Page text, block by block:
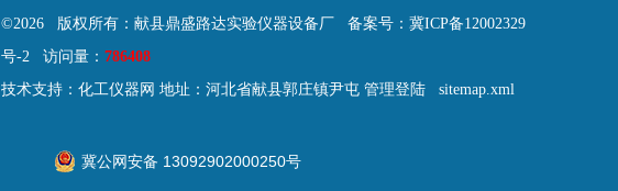
©2026 版权所有：献县鼎盛路达实验仪器设备厂 备案号：冀ICP备12002329
号-2 访问量： 786408
技术支持： 化工仪器网 地址：河北省献县郭庄镇尹屯 管理登陆 sitemap.xml
冀公网安备 13092902000250号